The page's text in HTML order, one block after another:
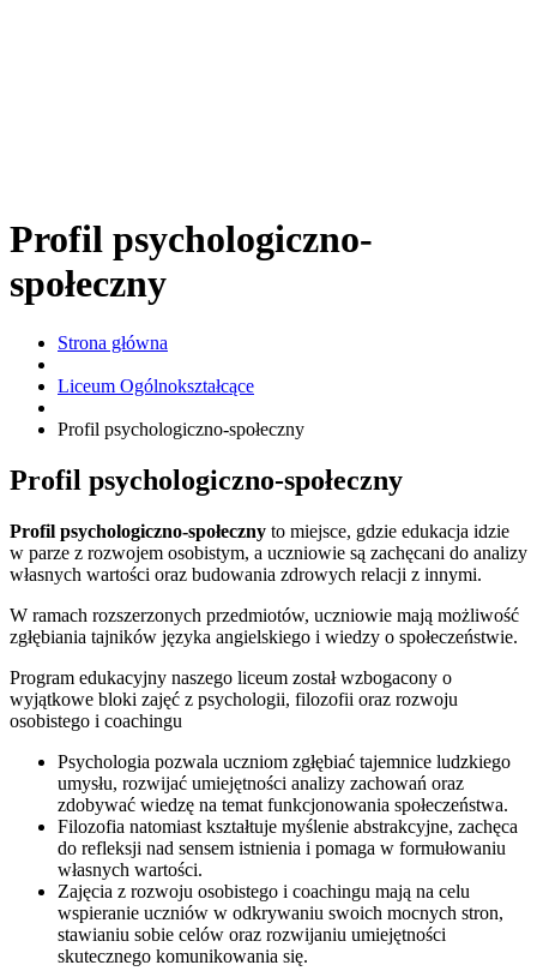
Profil psychologiczno-
społeczny
Strona główna
Liceum Ogólnokształcące
Profil psychologiczno-społeczny
Profil psychologiczno-społeczny
Profil psychologiczno-społeczny to miejsce, gdzie edukacja idzie
w parze z rozwojem osobistym, a uczniowie są zachęcani do analizy
własnych wartości oraz budowania zdrowych relacji z innymi.
W ramach rozszerzonych przedmiotów, uczniowie mają możliwość
zgłębiania tajników języka angielskiego i wiedzy o społeczeństwie.
Program edukacyjny naszego liceum został wzbogacony o
wyjątkowe bloki zajęć z psychologii, filozofii oraz rozwoju
osobistego i coachingu
Psychologia pozwala uczniom zgłębiać tajemnice ludzkiego
umysłu, rozwijać umiejętności analizy zachowań oraz
zdobywać wiedzę na temat funkcjonowania społeczeństwa.
Filozofia natomiast kształtuje myślenie abstrakcyjne, zachęca
do refleksji nad sensem istnienia i pomaga w formułowaniu
własnych wartości.
Zajęcia z rozwoju osobistego i coachingu mają na celu
wspieranie uczniów w odkrywaniu swoich mocnych stron,
stawianiu sobie celów oraz rozwijaniu umiejętności
skutecznego komunikowania się.